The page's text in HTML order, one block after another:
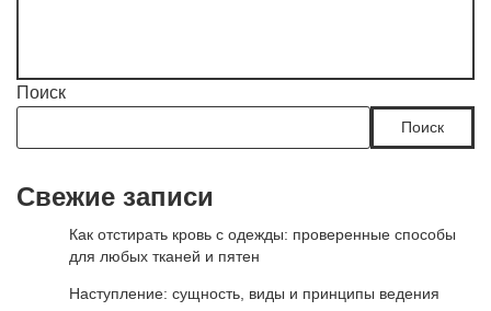
Поиск
Поиск
Свежие записи
Как отстирать кровь с одежды: проверенные способы
для любых тканей и пятен
Наступление: сущность, виды и принципы ведения